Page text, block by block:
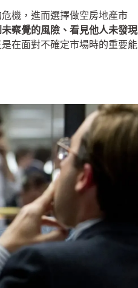
機，進而選擇做空房地產市
察覺的風險、看見他人未發現
在面對不確定市場時的重要能